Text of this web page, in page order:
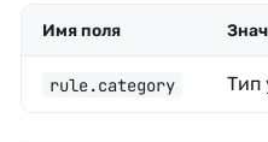
Имя поля
rule.category Тип